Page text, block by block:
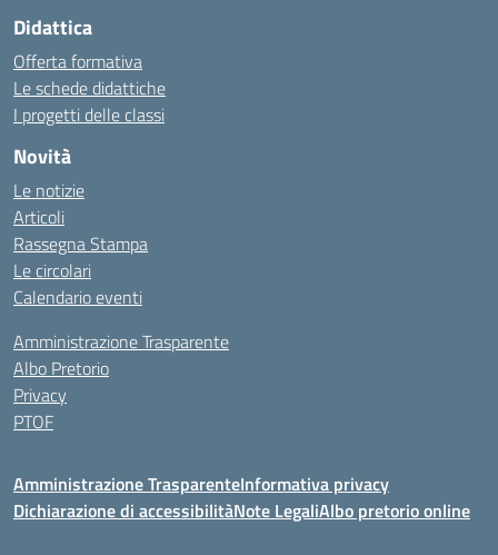
Didattica
Offerta formativa
Le schede didattiche
I progetti delle classi
Novità
Le notizie
Articoli
Rassegna Stampa
Le circolari
Calendario eventi
Amministrazione Trasparente
Albo Pretorio
Privacy
PTOF
Amministrazione TrasparenteInformativa privacy
Dichiarazione di accessibilitàNote LegaliAlbo pretorio online